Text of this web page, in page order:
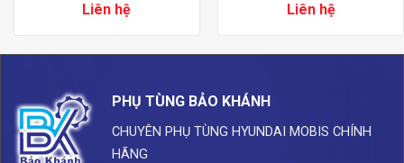
Liên hệ Liên hệ
PHỤ TÙNG BẢO KHÁNH
CHUYÊN PHỤ TÙNG HYUNDAI MOBIS CHÍNH
HÃNG